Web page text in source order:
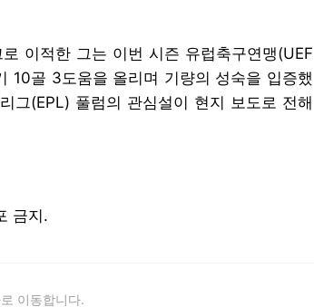
이적한 그는 이번 시즌 유럽축구연맹(UEF
10골 3도움을 올리며 기량의 성숙을 입증했
그(EPL) 풀럼의 관심설이 현지 보도로 전해
금지.
이동합니다.